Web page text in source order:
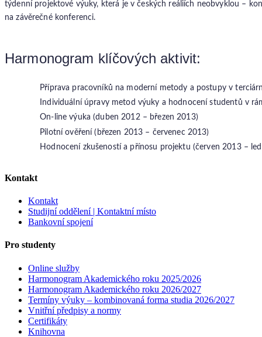
týdenní projektové výuky, která je v českých reáliích neobvyklou –
na závěrečné konferenci.
Harmonogram klíčových aktivit:
Příprava pracovníků na moderní metody a postupy v
Individuální úpravy metod výuky a hodnocení studentů v
On-line výuka (duben 2012 – březen 2013)
Pilotní ověření (březen 2013 – červenec 2013)
Hodnocení zkušeností a přínosu projektu (červen 2013 –
Kontakt
Kontakt
Studijní oddělení | Kontaktní místo
Bankovní spojení
Pro studenty
Online služby
Harmonogram Akademického roku 2025/2026
Harmonogram Akademického roku 2026/2027
Termíny výuky – kombinovaná forma studia 2026/2027
Vnitřní předpisy a normy
Certifikáty
Knihovna